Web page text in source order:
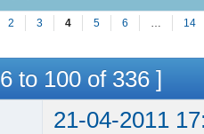
2 3 4 5 6 14
to 100 of 336 ]
21-04-2011